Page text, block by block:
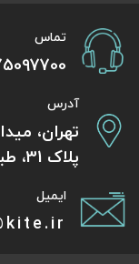
تماس
آدرس
تهران،
پلاک 31، طبقه همکف
ایمیل